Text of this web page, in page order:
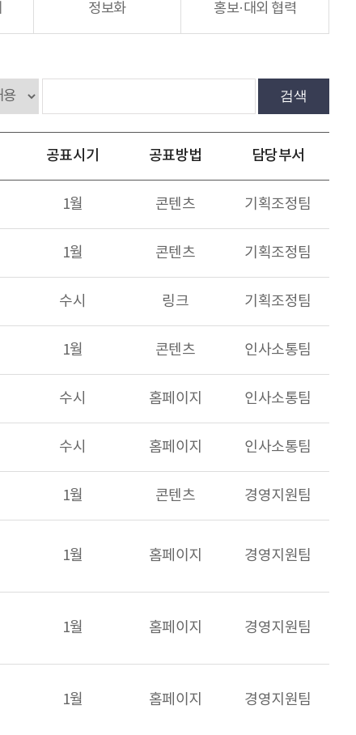
정보화 홍보·대외 협력
검색
공표시기 공표방법 담당부서
1월 콘텐츠 기획조정팀
1월 콘텐츠 기획조정팀
수시 링크 기획조정팀
1월 콘텐츠 인사소통팀
수시 홈페이지 인사소통팀
수시 홈페이지 인사소통팀
1월 콘텐츠 경영지원팀
1월 홈페이지 경영지원팀
1월 홈페이지 경영지원팀
1월 홈페이지 경영지원팀